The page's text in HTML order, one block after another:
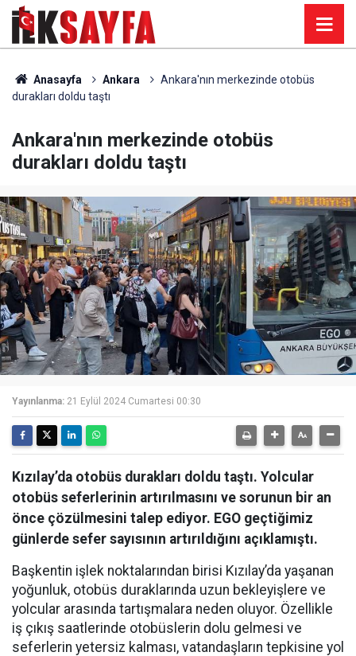
Anasayfa Ankara
Ankara'nın merkezinde otobüs
durakları doldu taştı
Ankara'nın merkezinde otobüs
durakları doldu taştı
Yayınlanma: 21 Eylül 2024 Cumartesi 00:30
Kızılay’da otobüs durakları doldu taştı. Yolcular
otobüs seferlerinin artırılmasını ve sorunun bir an
önce çözülmesini talep ediyor. EGO geçtiğimiz
günlerde sefer sayısının artırıldığını açıklamıştı.
Başkentin işlek noktalarından birisi Kızılay’da yaşanan
yoğunluk, otobüs duraklarında uzun bekleyişlere ve
yolcular arasında tartışmalara neden oluyor. Özellikle
iş çıkış saatlerinde otobüslerin dolu gelmesi ve
seferlerin yetersiz kalması, vatandaşların tepkisine yol